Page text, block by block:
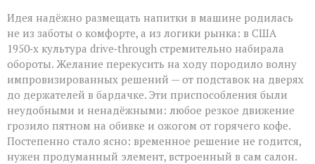
Идея надёжно размещать напитки в машине родилась
не из заботы о комфорте, а из логики рынка: в США
1950‑х культура drive‑through стремительно набирала
обороты. Желание перекусить на ходу породило волну
импровизированных решений — от подставок на дверях
до держателей в бардачке. Эти приспособления были
неудобными и ненадёжными: любое резкое движение
грозило пятном на обивке и ожогом от горячего кофе.
Постепенно стало ясно: временное решение не годится,
нужен продуманный элемент, встроенный в сам салон.